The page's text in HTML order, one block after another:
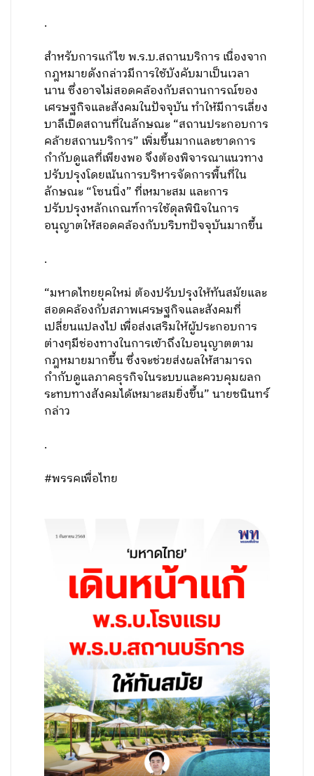
.
สำหรับการแก้ไข พ.ร.บ.สถานบริการ เนื่องจาก
กฎหมายดังกล่าวมีการใช้บังคับมาเป็นเวลา
นาน ซึ่งอาจไม่สอดคล้องกับสถานการณ์ของ
เศรษฐกิจและสังคมในปัจจุบัน ทำให้มีการเลี่ยง
บาลีเปิดสถานที่ในลักษณะ “สถานประกอบการ
คล้ายสถานบริการ” เพิ่มขึ้นมากและขาดการ
กำกับดูแลที่เพียงพอ จึงต้องพิจารณาแนวทาง
ปรับปรุงโดยเน้นการบริหารจัดการพื้นที่ใน
ลักษณะ “โซนนิ่ง” ที่เหมาะสม และการ
ปรับปรุงหลักเกณฑ์การใช้ดุลพินิจในการ
อนุญาตให้สอดคล้องกับบริบทปัจจุบันมากขึ้น
.
“มหาดไทยยุคใหม่ ต้องปรับปรุงให้ทันสมัยและ
สอดคล้องกับสภาพเศรษฐกิจและสังคมที่
เปลี่ยนแปลงไป เพื่อส่งเสริมให้ผู้ประกอบการ
ต่างๆมีช่องทางในการเข้าถึงใบอนุญาตตาม
กฎหมายมากขึ้น ซึ่งจะช่วยส่งผลให้สามารถ
กำกับดูแลภาคธุรกิจในระบบและควบคุมผลก
ระทบทางสังคมได้เหมาะสมยิ่งขึ้น” นายชนินทร์
กล่าว
.
#พรรคเพื่อไทย